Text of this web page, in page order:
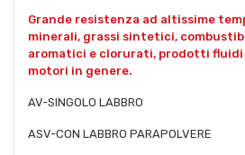
Grande resistenza ad altissime
minerali, grassi sintetici,
aromatici e clorurati, prodotti fluidi
motori in genere.
AV-SINGOLO LABBRO
ASV-CON LABBRO PARAPOLVERE